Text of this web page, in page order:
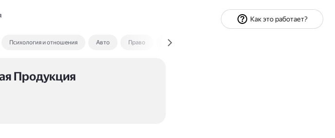
Психология и отношения Авто Право Экономика и финансы
Продукция
Как это работает?